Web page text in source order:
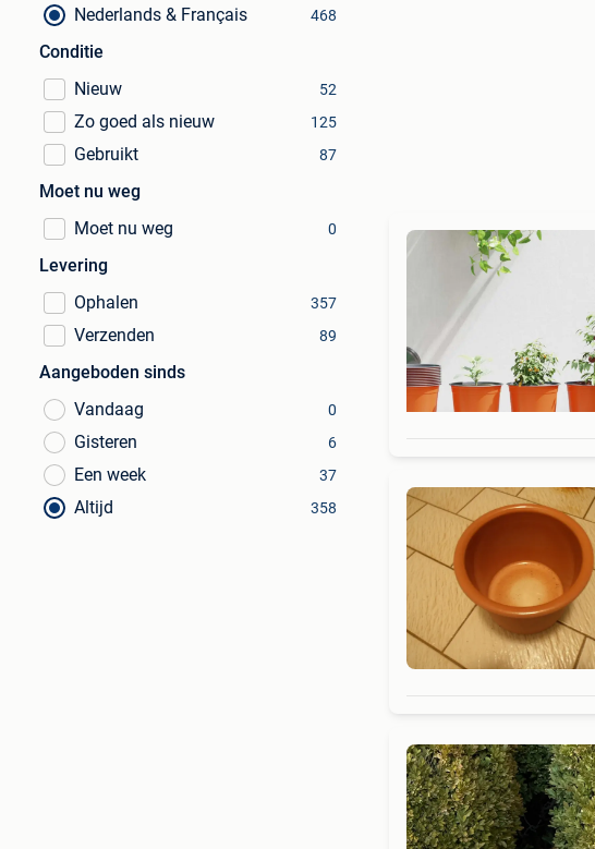
Nederlands & Français 468
Conditie
Nieuw
52
Zo goed als nieuw 125
Gebruikt 87
Moet nu weg
Moet nu weg
0
Levering
Ophalen
357
Verzenden 89
Aangeboden sinds
Vandaag
0
Gisteren 6
Een week 37
Altijd 358